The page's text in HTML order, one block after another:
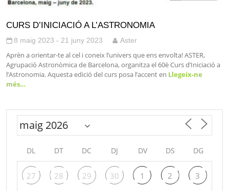
CURS D’INICIACIÓ A L’ASTRONOMIA
8 maig 2023 - 21 juny 2023 Aster
Aprèn a orientar-te al cel i coneix l’univers que ens envolta! ASTER,
Agrupació Astronòmica de Barcelona, organitza el 60è Curs d’Iniciació a
l’Astronomia. Aquesta edició del curs posa l’accent en Llegeix-ne
més…
DL DT DC DJ DV DS DG
27 28 29 30 1 2 3